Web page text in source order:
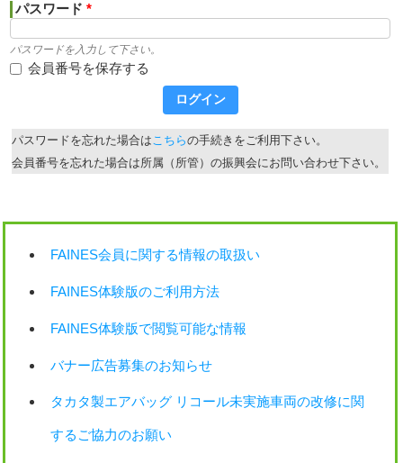
パスワード *
パスワードを入力して下さい。
会員番号を保存する
パスワードを忘れた場合は こちらの手続きをご利用下さい。
会員番号を忘れた場合は所属（所管）の振興会にお問い合わせ下さい。
FAINES会員に関する情報の取扱い
FAINES体験版のご利用方法
FAINES体験版で閲覧可能な情報
バナー広告募集のお知らせ
タカタ製エアバッグ リコール未実施車両の改修に関
するご協力のお願い